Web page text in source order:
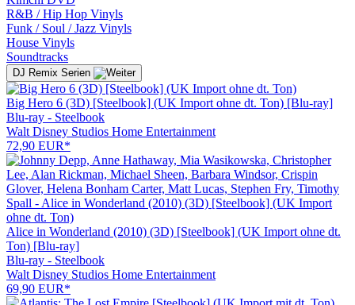
R&B / Hip Hop Vinyls
Funk / Soul / Jazz Vinyls
House Vinyls
Soundtracks
DJ Remix Serien
Big Hero 6 (3D) [Steelbook] (UK Import ohne dt. Ton) [Blu-ray]
Blu-ray - Steelbook
Walt Disney Studios Home Entertainment
72,90 EUR*
Alice in Wonderland (2010) (3D) [Steelbook] (UK Import ohne dt.
Ton) [Blu-ray]
Blu-ray - Steelbook
Walt Disney Studios Home Entertainment
69,90 EUR*